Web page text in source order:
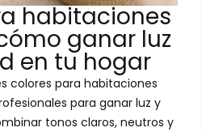
habitaciones
ganar luz
en tu hogar
colores para habitaciones
para ganar luz y
tonos claros, neutros y